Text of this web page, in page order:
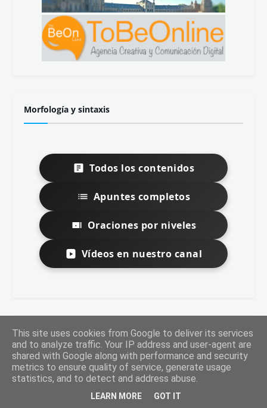
Morfología y sintaxis
Todos los contenidos
Apuntes completos
Oraciones por niveles
Vídeos en nuestro canal
This site uses cookies from Google to deliver its services
and to analyze traffic. Your IP address and user-agent are
shared with Google along with performance and security
metrics to ensure quality of service, generate usage
statistics, and to detect and address abuse.
LEARN MORE GOT IT